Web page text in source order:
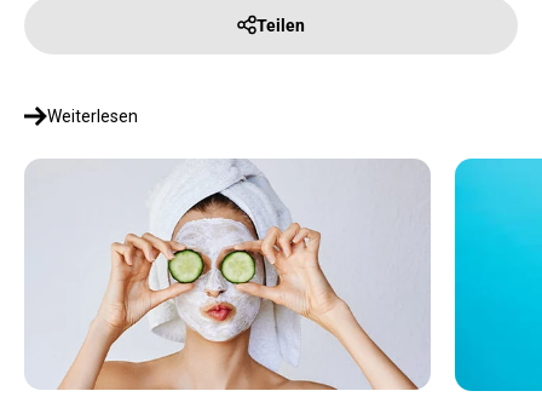
Teilen
Weiterlesen